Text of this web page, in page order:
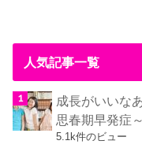
人気記事一覧
成長がいいな
思春期早発症～
5.1k件のビュー